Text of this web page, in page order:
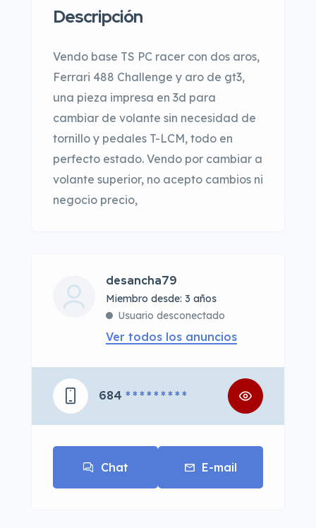
Descripción
Vendo base TS PC racer con dos aros,
Ferrari 488 Challenge y aro de gt3,
una pieza impresa en 3d para
cambiar de volante sin necesidad de
tornillo y pedales T-LCM, todo en
perfecto estado. Vendo por cambiar a
volante superior, no acepto cambios ni
negocio precio,
desancha79
Miembro desde: 3 años
Usuario desconectado
Ver todos los anuncios
684 * * * * * * * * *
Chat E-mail